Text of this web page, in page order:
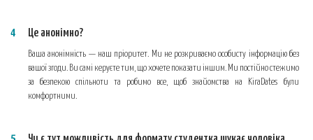
Це анонімно?
Ваша анонімність — наш пріоритет. Ми не розкриваємо особисту інформацію без
вашої згоди. Ви самі керуєте тим, що хочете показати іншим. Ми постійно стежимо
за безпекою спільноти та робимо все, щоб знайомства на KiraDates були
комфортними.